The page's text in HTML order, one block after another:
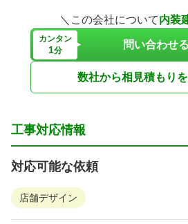
＼この会社について内装
カンタン
1分 問い合わせる
数社から相見積もり
工事対応情報
対応可能な依頼
店舗デザイン